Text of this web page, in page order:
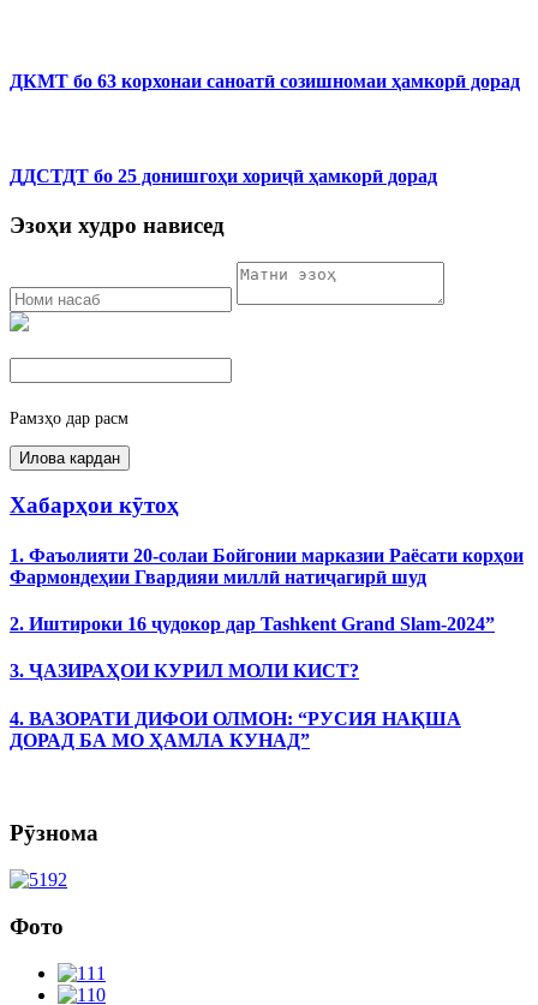
ДКМТ бо 63 корхонаи саноатӣ созишномаи ҳамкорӣ дорад
ДДСТДТ бо 25 донишгоҳи хориҷӣ ҳамкорӣ дорад
Эзоҳи худро нависед
Рамзҳо дар расм
Хабарҳои кӯтоҳ
1. Фаъолияти 20-солаи Бойгонии марказии Раёсати корҳои
Фармондеҳии Гвардияи миллӣ натиҷагирӣ шуд
2. Иштироки 16 ҷудокор дар Tashkent Grand Slam-2024”
3. ҶАЗИРАҲОИ КУРИЛ МОЛИ КИСТ?
4. ВАЗОРАТИ ДИФОИ ОЛМОН: “РУСИЯ НАҚША
ДОРАД БА МО ҲАМЛА КУНАД”
Рӯзнома
Фото